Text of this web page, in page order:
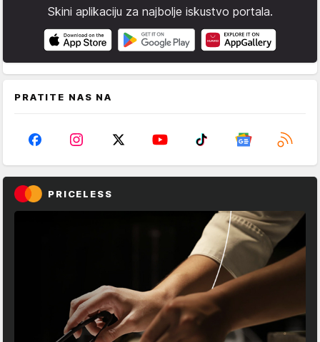
Skini aplikaciju za najbolje iskustvo portala.
PRATITE NAS NA
PRICELESS